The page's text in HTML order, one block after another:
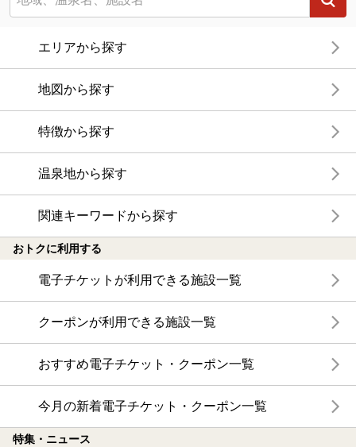
エリアから探す
地図から探す
特徴から探す
温泉地から探す
関連キーワードから探す
おトクに利用する
電子チケットが利用できる施設一覧
クーポンが利用できる施設一覧
おすすめ電子チケット・クーポン一覧
今月の新着電子チケット・クーポン一覧
特集・ニュース